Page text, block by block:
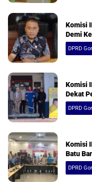
Komisi
Demi
DPRD
Komisi
Dekat
DPRD
Komisi
Batu
DPRD